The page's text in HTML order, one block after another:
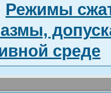
Режимы
среде